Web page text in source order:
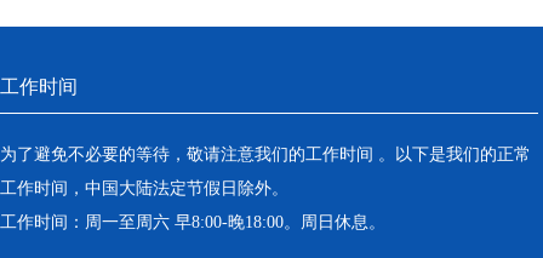
工作时间
为了避免不必要的等待，敬请注意我们的工作时间 。以下是我们的正常
工作时间，中国大陆法定节假日除外。
工作时间：周一至周六 早8:00-晚18:00。周日休息。